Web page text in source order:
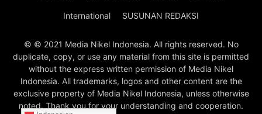
International SUSUNAN REDAKSI
© © 2021 Media Nikel Indonesia. All rights reserved. No
duplicate, copy, or use any material from this site is permitted
without the express written permission of Media Nikel
Indonesia. All trademarks, logos and other content are the
exclusive property of Media Nikel Indonesia, unless otherwise
noted. Thank you for your understanding and cooperation.